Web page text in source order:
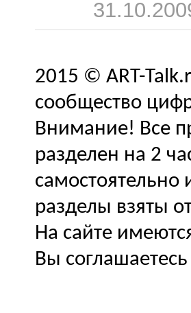
2015 © ART-
сообщество
Внимание! Все
разделен на 2
самостоятельно
разделы взяты
На сайте
Вы